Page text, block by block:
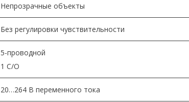
Непрозрачные объекты
Без регулировки чувствительности
5-проводной
1 C/O
20…264 В переменного тока